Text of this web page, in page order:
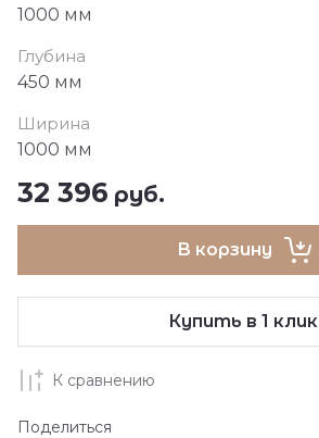
1000 мм
Глубина
450 мм
Ширина
1000 мм
32 396 руб.
В корзину
Купить в 1 клик
К сравнению
Поделиться